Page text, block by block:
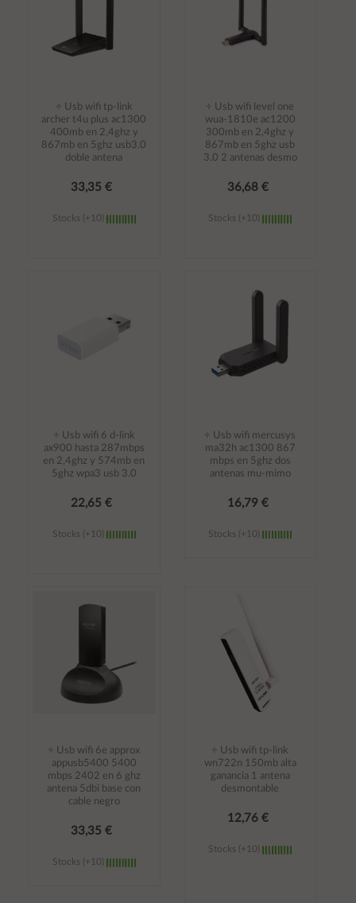
÷ Usb wifi tp-link
archer t4u plus ac1300
400mb en 2,4ghz y
867mb en 5ghz usb3.0
doble antena
33,35 €
Stocks (+10)
÷ Usb wifi level one
wua-1810e ac1200
300mb en 2,4ghz y
867mb en 5ghz usb
3.0 2 antenas desmo
36,68 €
Stocks (+10)
carrito
÷ Usb wifi 6 d-link
ax900 hasta 287mbps
en 2,4ghz y 574mb en
5ghz wpa3 usb 3.0
22,65 €
Stocks (+10)
carrito
÷ Usb wifi mercusys
ma32h ac1300 867
mbps en 5ghz dos
antenas mu-mimo
16,79 €
Stocks (+10)
÷ Usb wifi 6e approx
appusb5400 5400
mbps 2402 en 6 ghz
antena 5dbi base con
cable negro
33,35 €
Stocks (+10)
÷ Usb wifi tp-link
wn722n 150mb alta
ganancia 1 antena
desmontable
12,76 €
Stocks (+10)